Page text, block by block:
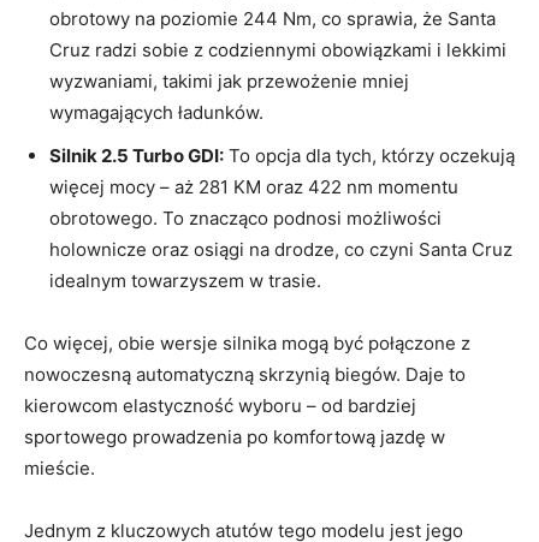
obrotowy na‍ poziomie 244 Nm, co sprawia, ‍że Santa
Cruz radzi sobie z codziennymi obowiązkami​ i⁢ lekkimi
wyzwaniami, takimi jak przewożenie mniej
wymagających ładunków.
Silnik 2.5 Turbo GDI: To opcja dla tych, którzy oczekują
więcej mocy – aż 281⁤ KM⁢ oraz 422 nm momentu⁤
obrotowego. To znacząco podnosi możliwości
holownicze oraz osiągi na drodze, co czyni Santa Cruz⁤
idealnym towarzyszem w trasie.
Co więcej, obie wersje silnika mogą ⁣być połączone z
nowoczesną⁣ automatyczną skrzynią ‍biegów. Daje ⁤to
kierowcom elastyczność wyboru – od bardziej
sportowego prowadzenia po komfortową jazdę w
mieście.
Jednym z kluczowych atutów tego modelu jest jego